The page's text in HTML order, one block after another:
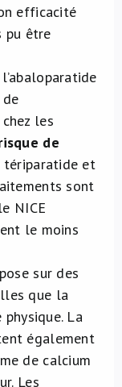
efficacité
pu être
les
de
tériparatide et
sont
NICE
le moins
sur des
que la
La
également
de calcium
Les